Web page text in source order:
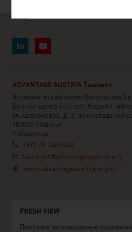
ADVANTAGE AUSTRIA Ташкент
Экономический отдел Посольства
Бизнес-центр Trilliant, башня 1,
ул. Шахрисабз, д. 2, Юнусабадский
100000 Ташкент
Узбекистан
+998 78 120 0430
tashkent@advantageaustria.org
www.advantageaustria.org/uz
FRESH VIEW
Получите эксклюзивную